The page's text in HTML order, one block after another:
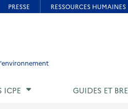
ICPE GUIDES ET